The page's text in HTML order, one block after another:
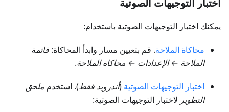
يمكنك اختبار التوجيهات الصوتية باستخدام:
محاكاة الملاحة. قم بتعيين مسار وابدأ المحاكاة: قائمة
الملاحة ← الإعدادات ← محاكاة الملاحة.
اختبار التوجيهات الصوتية (أندرويد فقط). استخدم ملحق
التطوير لاختبار التوجيهات الصوتية: